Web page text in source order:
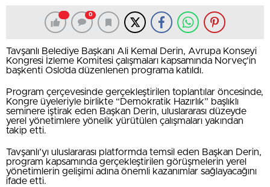
0
Tavşanlı Belediye Başkanı Ali Kemal Derin, Avrupa Konseyi
Kongresi İzleme Komitesi çalışmaları kapsamında Norveç’in
başkenti Oslo’da düzenlenen programa katıldı.
Program çerçevesinde gerçekleştirilen toplantılar öncesinde,
Kongre üyeleriyle birlikte “Demokratik Hazırlık” başlıklı
seminere iştirak eden Başkan Derin, uluslararası düzeyde
yerel yönetimlere yönelik yürütülen çalışmaları yakından
takip etti.
Tavşanlı’yı uluslararası platformda temsil eden Başkan Derin,
program kapsamında gerçekleştirilen görüşmelerin yerel
yönetimlerin gelişimi adına önemli kazanımlar sağlayacağını
ifade etti.